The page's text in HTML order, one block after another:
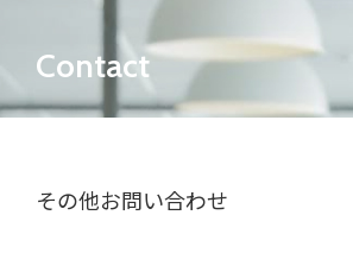
Contact
その他お問い合わせ